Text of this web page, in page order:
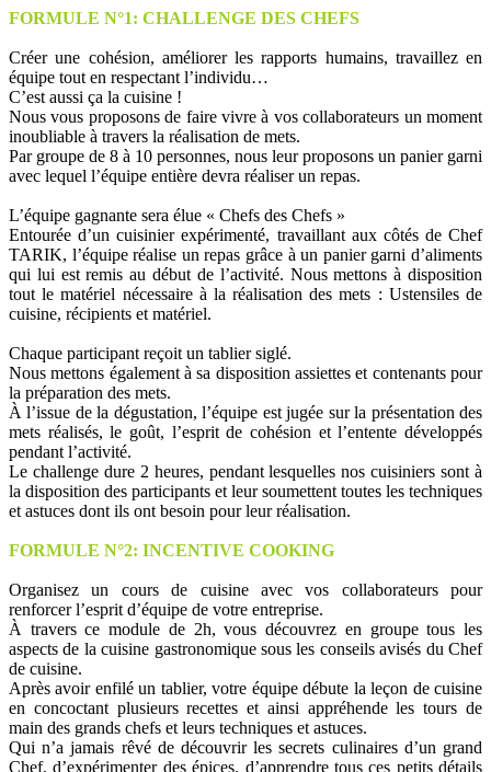
FORMULE N°1: CHALLENGE DES CHEFS
Créer une cohésion, améliorer les rapports humains, travaillez en
équipe tout en respectant l’individu…
C’est aussi ça la cuisine !
Nous vous proposons de faire vivre à vos collaborateurs un moment
inoubliable à travers la réalisation de mets.
Par groupe de 8 à 10 personnes, nous leur proposons un panier garni
avec lequel l’équipe entière devra réaliser un repas.
L’équipe gagnante sera élue « Chefs des Chefs »
Entourée d’un cuisinier expérimenté, travaillant aux côtés de Chef
TARIK, l’équipe réalise un repas grâce à un panier garni d’aliments
qui lui est remis au début de l’activité. Nous mettons à disposition
tout le matériel nécessaire à la réalisation des mets : Ustensiles de
cuisine, récipients et matériel.
Chaque participant reçoit un tablier siglé.
Nous mettons également à sa disposition assiettes et contenants pour
la préparation des mets.
À l’issue de la dégustation, l’équipe est jugée sur la présentation des
mets réalisés, le goût, l’esprit de cohésion et l’entente développés
pendant l’activité.
Le challenge dure 2 heures, pendant lesquelles nos cuisiniers sont à
la disposition des participants et leur soumettent toutes les techniques
et astuces dont ils ont besoin pour leur réalisation.
FORMULE N°2: INCENTIVE COOKING
Organisez un cours de cuisine avec vos collaborateurs pour
renforcer l’esprit d’équipe de votre entreprise.
À travers ce module de 2h, vous découvrez en groupe tous les
aspects de la cuisine gastronomique sous les conseils avisés du Chef
de cuisine.
Après avoir enfilé un tablier, votre équipe débute la leçon de cuisine
en concoctant plusieurs recettes et ainsi appréhende les tours de
main des grands chefs et leurs techniques et astuces.
Qui n’a jamais rêvé de découvrir les secrets culinaires d’un grand
Chef, d’expérimenter des épices, d’apprendre tous ces petits détails